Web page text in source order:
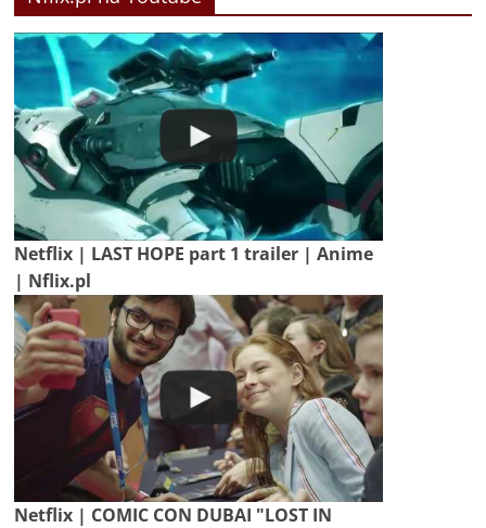
Netflix | LAST HOPE part 1 trailer | Anime
| Nflix.pl
Netflix | COMIC CON DUBAI "LOST IN